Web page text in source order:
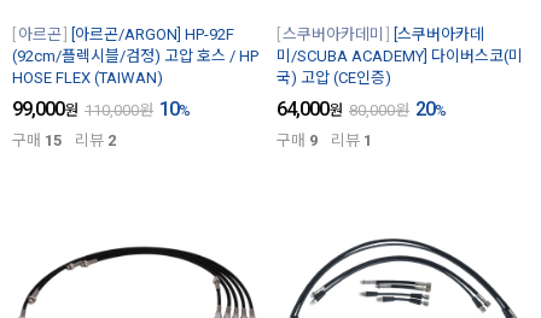
아르곤
[아르곤/ARGON] HP-92F
(92cm/플렉시블/검정) 고압 호스 / HP
HOSE FLEX (TAIWAN)
99,000원 110,000원 10%
구매 15 리뷰 2
스쿠버아카데미
[스쿠버아카데
미/SCUBA ACADEMY] 다이버스코(미
국) 고압 (CE인증)
64,000원 80,000원 20%
구매 9 리뷰 1